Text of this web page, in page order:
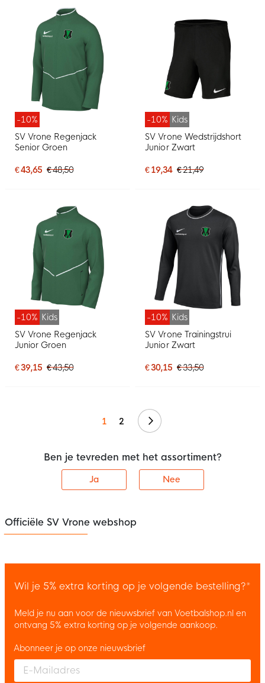
-10%
SV Vrone Regenjack
Senior Groen
€ 43,65 € 48,50
-10% Kids
SV Vrone Wedstrijdshort
Junior Zwart
€ 19,34 € 21,49
-10% Kids
SV Vrone Regenjack
Junior Groen
€ 39,15 € 43,50
-10% Kids
SV Vrone Trainingstrui
Junior Zwart
€ 30,15 € 33,50
1 2 Volgende
Ben je tevreden met het assortiment?
Ja Nee
Officiële SV Vrone webshop
Wil je 5% extra korting op je volgende bestelling?*
Meld je nu aan voor de nieuwsbrief van Voetbalshop.nl en
ontvang 5% extra korting op je volgende aankoop.
Enter your email and accept the privacy policy to subscribe to
Abonneer je op onze nieuwsbrief